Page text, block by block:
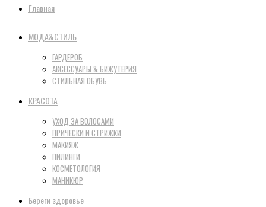
Главная
МОДА&СТИЛЬ
ГАРДЕРОБ
АКСЕССУАРЫ & БИЖУТЕРИЯ
СТИЛЬНАЯ ОБУВЬ
КРАСОТА
УХОД ЗА ВОЛОСАМИ
ПРИЧЕСКИ И СТРИЖКИ
МАКИЯЖ
ПИЛИНГИ
КОСМЕТОЛОГИЯ
МАНИКЮР
Береги здоровье